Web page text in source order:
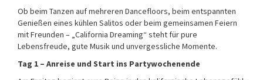
Ob beim Tanzen auf mehreren Dancefloors, beim entspannten
Genießen eines kühlen Salitos oder beim gemeinsamen Feiern
mit Freunden – „California Dreaming“ steht für pure
Lebensfreude, gute Musik und unvergessliche Momente.
Tag 1 – Anreise und Start ins Partywochenende